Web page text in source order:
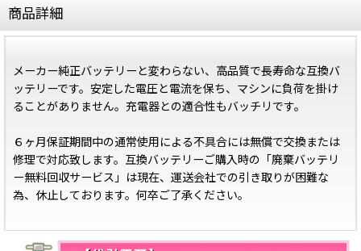
商品詳細
メーカー純正バッテリーと変わらない、高品質で長寿命な互換バ
ッテリーです。安定した電圧と電流を保ち、マシンに負荷を掛け
ることがありません。充電器との適合性もバッチリです。
６ヶ月保証期間中の通常使用による不具合には無償で交換または
修理で対応致します。互換バッテリーご購入時の「廃棄バッテリ
ー無料回収サービス」は現在、運送会社での引き取りが困難な
為、休止しております。何卒ご了承ください。